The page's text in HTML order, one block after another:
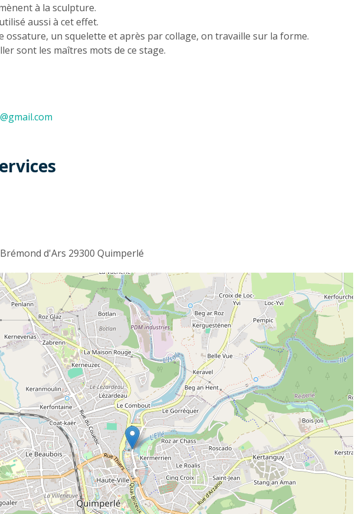
à la sculpture.
aussi à cet effet.
ossature, un squelette et après par collage, on travaille sur la forme.
sont les maîtres mots de ce stage.
d'Ars 29300 Quimperlé